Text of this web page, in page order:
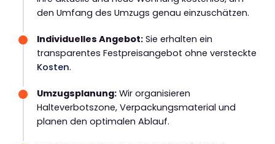
den Umfang des Umzugs genau einzuschätzen.
Individuelles Angebot: Sie erhalten ein
transparentes Festpreisangebot ohne versteckte
Kosten.
Umzugsplanung: Wir organisieren
Halteverbotszone, Verpackungsmaterial und
planen den optimalen Ablauf.